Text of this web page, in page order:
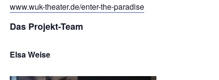
www.wuk-theater.de/enter-the-paradise
Das Projekt-Team
Elsa Weise